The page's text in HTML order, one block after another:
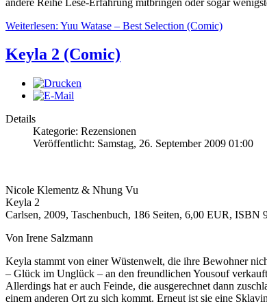
Weiterlesen: Yuu Watase – Best Selection (Comic)
Keyla 2 (Comic)
Details
Kategorie: Rezensionen
Veröffentlicht: Samstag, 26. September 2009 01:00
Nicole Klementz & Nhung Vu
Keyla 2
Carlsen, 2009, Taschenbuch, 186 Seiten, 6,00 EUR, ISBN
Von Irene Salzmann
Keyla stammt von einer Wüstenwelt, die ihre Bewohner
– Glück im Unglück – an den freundlichen Yousouf
Allerdings hat er auch Feinde, die ausgerechnet dann
einem anderen Ort zu sich kommt. Erneut ist sie eine